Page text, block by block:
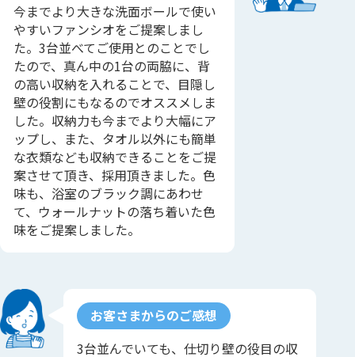
今までより大きな洗面ボールで使い
やすいファンシオをご提案しまし
た。3台並べてご使用とのことでし
たので、真ん中の1台の両脇に、背
の高い収納を入れることで、目隠し
壁の役割にもなるのでオススメしま
した。収納力も今までより大幅にア
ップし、また、タオル以外にも簡単
な衣類なども収納できることをご提
案させて頂き、採用頂きました。色
味も、浴室のブラック調にあわせ
て、ウォールナットの落ち着いた色
味をご提案しました。
お客さまからのご感想
3台並んでいても、仕切り壁の役目の収